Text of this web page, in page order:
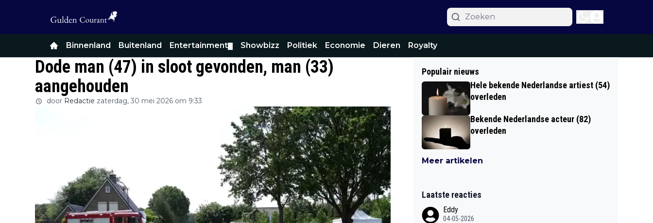
Binnenland Buitenland Entertainment Showbizz Politiek Economie Dieren Royalty
Dode man (47) in sloot gevonden, man (33)
aangehouden
door Redactie zaterdag, 30 mei 2026 om 9:33
Populair nieuws
Hele bekende Nederlandse artiest (54)
overleden
Bekende Nederlandse acteur (82)
overleden
Meer artikelen
Laatste reacties
Eddy
04-05-2026